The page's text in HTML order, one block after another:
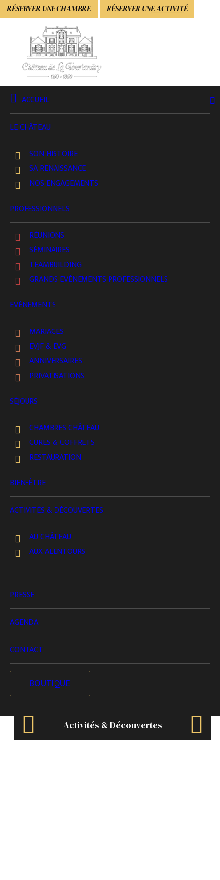
RÉSERVER UNE CHAMBRE RÉSERVER UNE ACTIVITÉ
ACCUEIL
LE CHÂTEAU
SON HISTOIRE
SA RENAISSANCE
NOS ENGAGEMENTS
PROFESSIONNELS
RÉUNIONS
SÉMINAIRES
TEAMBUILDING
GRANDS EVÉNEMENTS PROFESSIONNELS
EVÉNEMENTS
MARIAGES
EVJF & EVG
ANNIVERSAIRES
PRIVATISATIONS
SÉJOURS
CHAMBRES CHÂTEAU
CURES & COFFRETS
RESTAURATION
BIEN-ÊTRE
ACTIVITÉS & DÉCOUVERTES
AU CHÂTEAU
AUX ALENTOURS
PRESSE
AGENDA
CONTACT
BOUTIQUE
La boutique du Château de la
Tourlandry
Activités & Découvertes